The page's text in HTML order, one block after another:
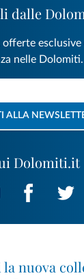
Dolomiti.it
dalle
nelle Dolomiti.
ALLA
nuova